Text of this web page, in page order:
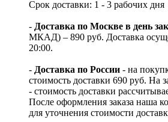
Срок доставки: 1 - 3 рабочих дня
- Доставка по Москве в день
МКАД) – 890 руб. Доставка
20:00.
- Доставка по России - на
стоимость доставки 690 руб. На
- стоимость доставки
После оформления заказа наша
для уточнения стоимости